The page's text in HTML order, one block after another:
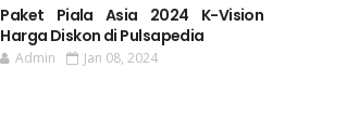
Paket Piala Asia 2024 K-Vision
Harga Diskon di Pulsapedia
Admin Jan 08, 2024